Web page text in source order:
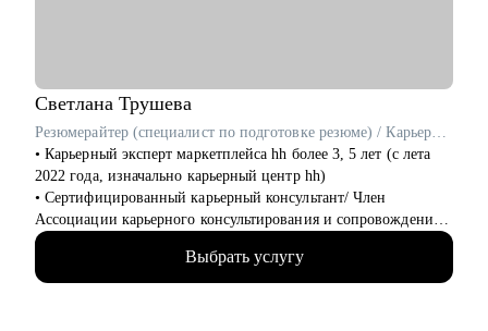
Светлана Трушева
Резюмерайтер (специалист по подготовке резюме) / Карьерный консультант / Профориентолог
• Карьерный эксперт маркетплейса hh более 3, 5 лет (с лета
2022 года, изначально карьерный центр hh)
• Cертифицированный карьерный консультант/ Член
Ассоциации карьерного консультирования и сопровождения
• Помогаю построить карьерный план и определиться с
направлением деятельности, создаю сильные резюме, делаю
Вашу подготовку к собеседованию уверенной и понятной
Выбрать услугу